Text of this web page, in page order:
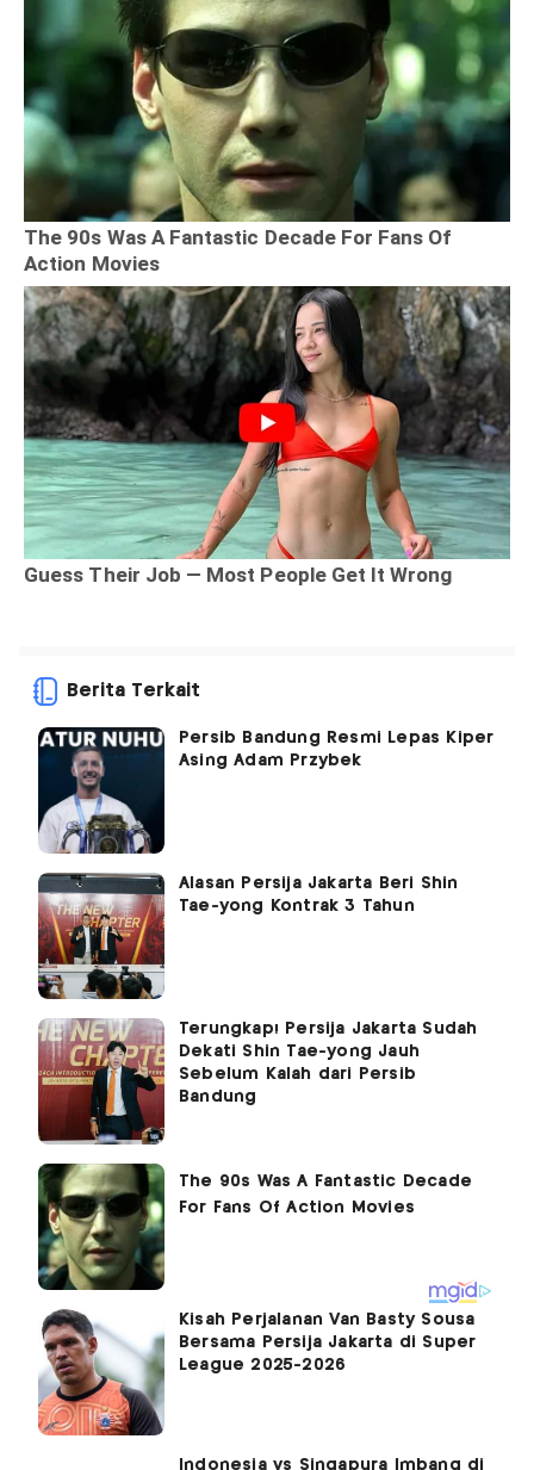
Berita Terkait
Persib Bandung Resmi Lepas Kiper
Asing Adam Przybek
Alasan Persija Jakarta Beri Shin
Tae-yong Kontrak 3 Tahun
Terungkap! Persija Jakarta Sudah
Dekati Shin Tae-yong Jauh
Sebelum Kalah dari Persib
Bandung
Kisah Perjalanan Van Basty Sousa
Bersama Persija Jakarta di Super
League 2025-2026
Indonesia vs Singapura Imbang di